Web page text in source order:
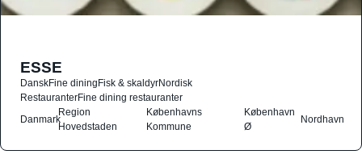
ESSE
DanskFine diningFisk & skaldyrNordisk
RestauranterFine dining restauranter
Danmark
Region
Hovedstaden
Københavns
Kommune
København
Ø
Nordhavn